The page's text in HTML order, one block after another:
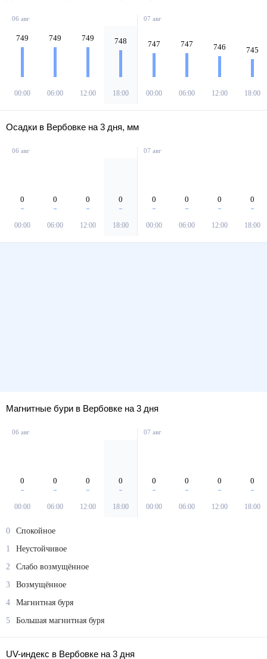
06 авг
749
00:00
749
06:00
749
12:00
748
18:00
07 авг
747
00:00
747
06:00
746
12:00
745
18:00
Осадки в Вербовке на 3 дня, мм
06 авг
0
00:00
0
06:00
0
12:00
0
18:00
07 авг
0
00:00
0
06:00
0
12:00
0
18:00
Магнитные бури в Вербовке на 3 дня
06 авг
0
00:00
0
06:00
0
12:00
0
18:00
07 авг
0
00:00
0
06:00
0
12:00
0
18:00
0
Спокойное
1
Неустойчивое
2
Слабо возмущённое
3
Возмущённое
4
Магнитная буря
5
Большая магнитная буря
UV-индекс в Вербовке на 3 дня